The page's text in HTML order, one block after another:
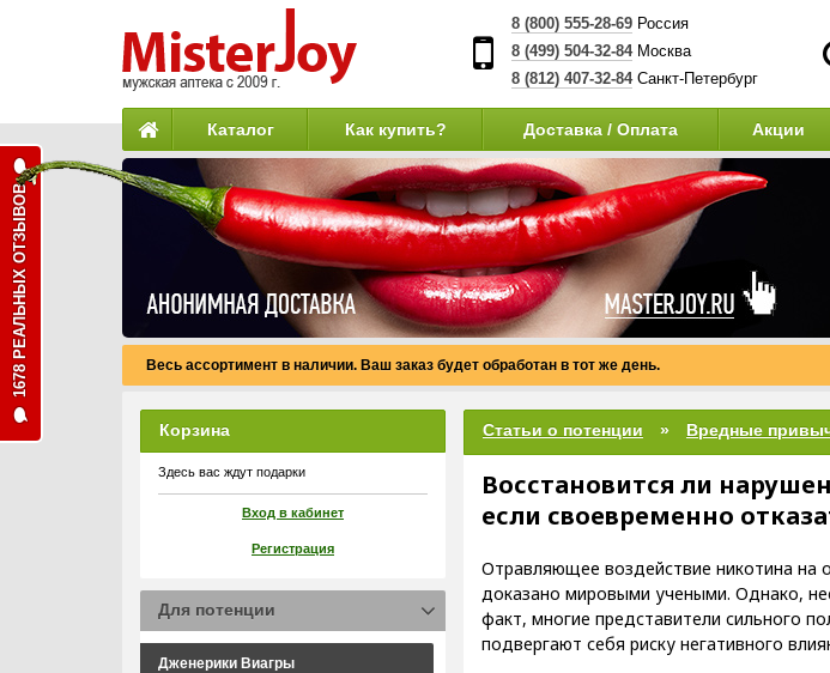
8 (800) 555-28-69Россия
8 (499) 504-32-84Москва
8 (812) 407-32-84 Санкт-Петербург
Каталог Как купить? Доставка / Оплата Акции
Весь ассортимент в наличии. Ваш заказ будет обработан в тот же день.
Статьи о потенции Вредные
Восстановится ли
если своевременно
Отравляющее воздействие никотина на
доказано мировыми учеными. Однако,
факт, многие представители сильного
подвергают себя риску негативного
Корзина
Здесь вас ждут подарки
Вход в кабинет
Регистрация
Для потенции
Дженерики Виагры
1678 РЕАЛЬНЫХ ОТЗЫВОВ